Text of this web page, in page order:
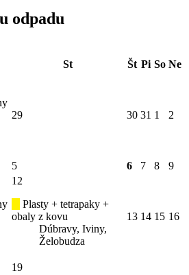
odpadu
St Št Pi So Ne
29 30 31 1 2
5 6 7 8 9
12
Plasty + tetrapaky +
obaly z kovu
Dúbravy, Iviny,
Želobudza
13 14 15 16
19